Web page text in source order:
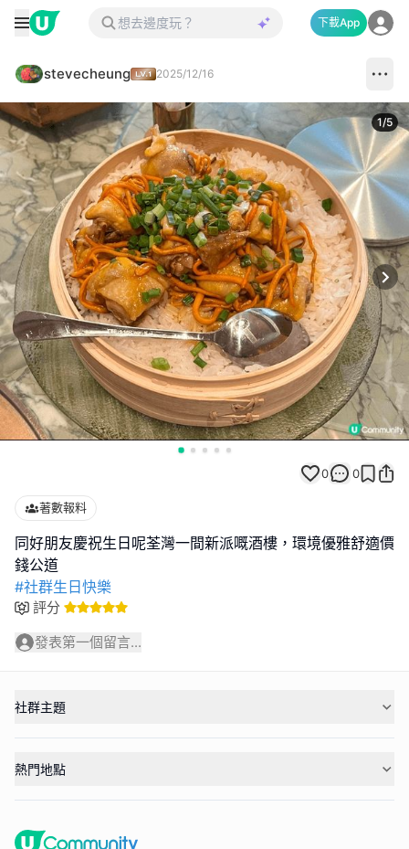
下載App
stevecheung 2025/12/16
1/5
0 0
著數報料
同好朋友慶祝生日呢荃灣一間新派嘅酒樓，環境優雅舒適價
#社群生日快樂
評分
發表第一個留言...
社群主題
熱門地點